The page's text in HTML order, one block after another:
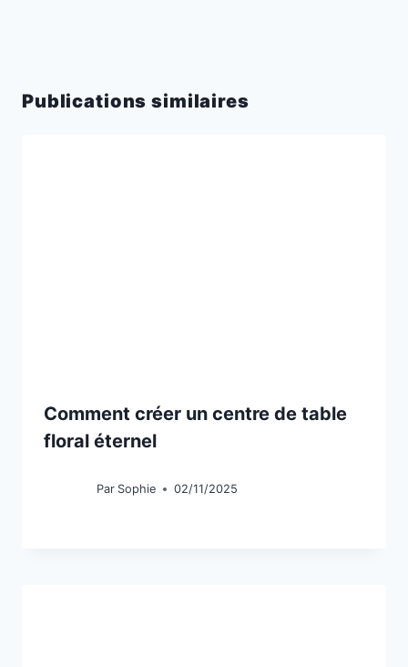
Publications similaires
Comment créer un centre de table
floral éternel
Par Sophie 02/11/2025